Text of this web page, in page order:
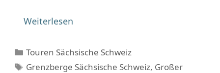
Weiterlesen
Kategorien
Touren Sächsische Schweiz
Schlagwörter
Grenzberge Sächsische Schweiz, Großer